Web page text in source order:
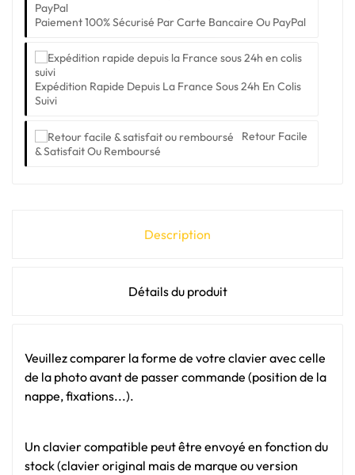
Paiement 100% Sécurisé Par Carte Bancaire Ou PayPal
Expédition Rapide Depuis La France Sous 24h En Colis
Suivi
Retour Facile
& Satisfait Ou Remboursé
Description
Détails du produit
Veuillez comparer la forme de votre clavier avec celle
de la photo avant de passer commande (position de la
nappe, fixations...).
Un clavier compatible peut être envoyé en fonction du
stock (clavier original mais de marque ou version